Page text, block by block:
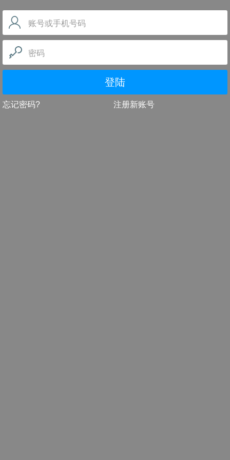
账号或手机号码
密码
登陆
忘记密码? 注册新账号